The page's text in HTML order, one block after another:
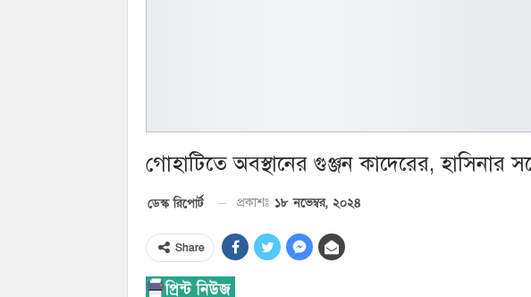
গোহাটিতে অবস্থানের গুঞ্জন কাদেরের, হাসিনার
ডেস্ক রিপোর্ট প্রকাশঃ ১৮ নভেম্বর, ২০২৪
Share